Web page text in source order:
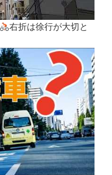
右折は徐行が大切と